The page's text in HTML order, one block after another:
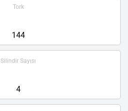
Tork
144
Silindir Sayısı
4